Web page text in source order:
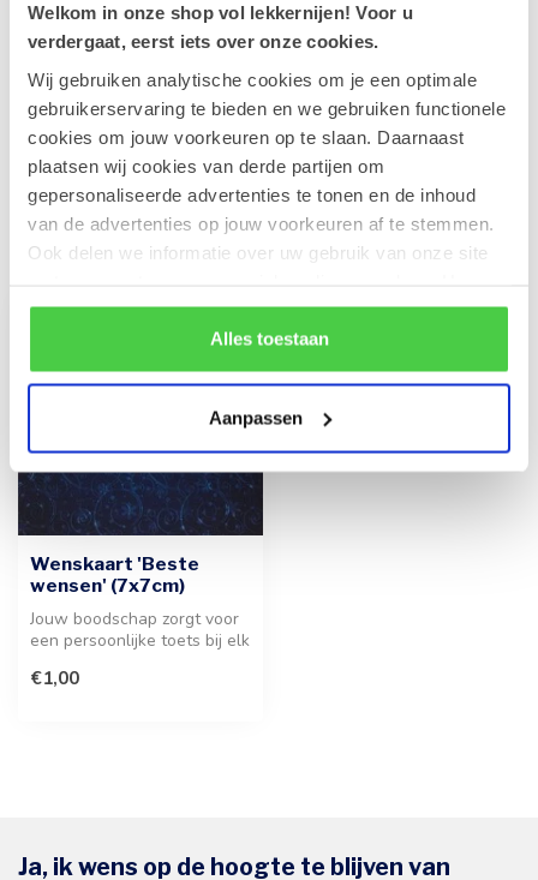
Welkom in onze shop vol lekkernijen! Voor u
verdergaat, eerst iets over onze cookies.
Wij gebruiken analytische cookies om je een optimale
gebruikerservaring te bieden en we gebruiken functionele
cookies om jouw voorkeuren op te slaan. Daarnaast
plaatsen wij cookies van derde partijen om
gepersonaliseerde advertenties te tonen en de inhoud
van de advertenties op jouw voorkeuren af te stemmen.
Ook delen we informatie over uw gebruik van onze site
rekening mee dat als je bepaalde cookies blokkeert, het
de correcte werking van de website kan verstoren.
Alles toestaan
Aanpassen
Op voorraad
Leonidas Rode Juwelendoos
Op voorraad
€41,90
Recent bekeken
Wenskaart 'Beste
wensen' (7x7cm)
Jouw boodschap zorgt voor
een persoonlijke toets bij elk
€1,00
Ja, ik wens op de hoogte te blijven van